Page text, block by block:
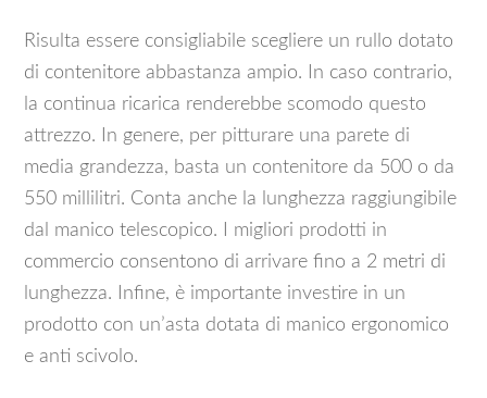
Risulta essere consigliabile scegliere un rullo dotato
di contenitore abbastanza ampio. In caso contrario,
la continua ricarica renderebbe scomodo questo
attrezzo. In genere, per pitturare una parete di
media grandezza, basta un contenitore da 500 o da
550 millilitri. Conta anche la lunghezza raggiungibile
dal manico telescopico. I migliori prodotti in
commercio consentono di arrivare fino a 2 metri di
lunghezza. Infine, è importante investire in un
prodotto con un’asta dotata di manico ergonomico
e anti scivolo.